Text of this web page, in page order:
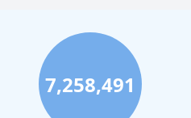
7,258,491